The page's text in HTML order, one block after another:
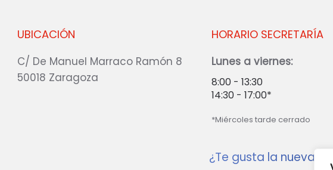
UBICACIÓN
C/ De Manuel Marraco Ramón 8
50018 Zaragoza
HORARIO SECRETARÍA
Lunes a viernes:
8:00 - 13:30
14:30 - 17:00*
*Miércoles tarde cerrado
¿Te gusta la nueva